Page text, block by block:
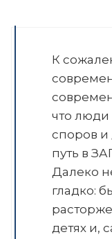
К
что люди
споров
путь в
Далеко
гладко:
детях и,